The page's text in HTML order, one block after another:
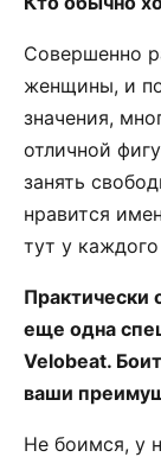
Совершенно
женщины, и
значения,
отличной
занять
нравится
тут у
Практически
еще одна
Velobeat.
ваши
Не боимся, у